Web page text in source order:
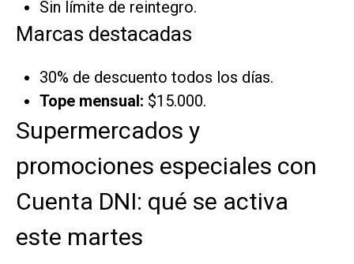
Sin límite de reintegro.
Marcas destacadas
30% de descuento todos los días.
Tope mensual: $15.000.
Supermercados y
promociones especiales con
Cuenta DNI: qué se activa
este martes